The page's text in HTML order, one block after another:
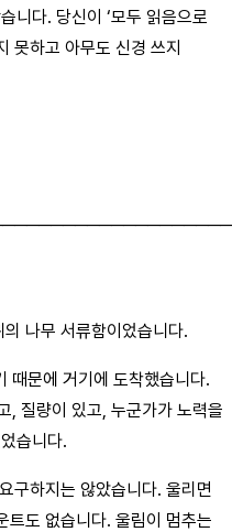
니다. 당신이 ‘모두 읽음으로
못하고 아무도 신경 쓰지
나무 서류함이었습니다.
때문에 거기에 도착했습니다.
, 질량이 있고, 누군가가 노력을
습니다.
구하지는 않았습니다. 울리면
트도 없습니다. 울림이 멈추는